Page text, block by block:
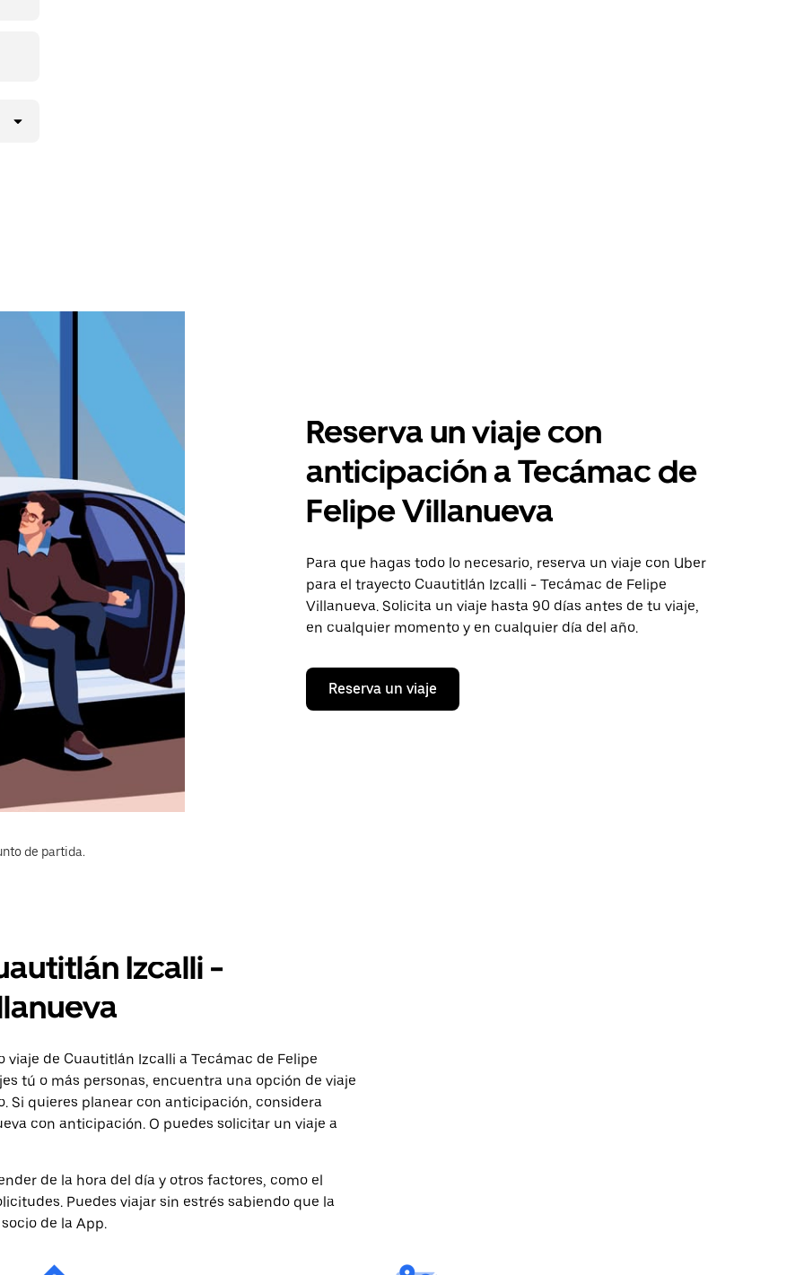
Reserva un viaje con
anticipación a Tecámac de
Felipe Villanueva
Para que hagas todo lo necesario, reserva un viaje con Uber
para el trayecto Cuautitlán Izcalli - Tecámac de Felipe
Villanueva. Solicita un viaje hasta 90 días antes de tu viaje,
en cualquier momento y en cualquier día del año.
Reserva un viaje
de partida.
Izcalli -
de Cuautitlán Izcalli a Tecámac de Felipe
tú o más personas, encuentra una opción de viaje
Si quieres planear con anticipación, considera
con anticipación. O puedes solicitar un viaje a
de la hora del día y otros factores, como el
Puedes viajar sin estrés sabiendo que la
de la App.